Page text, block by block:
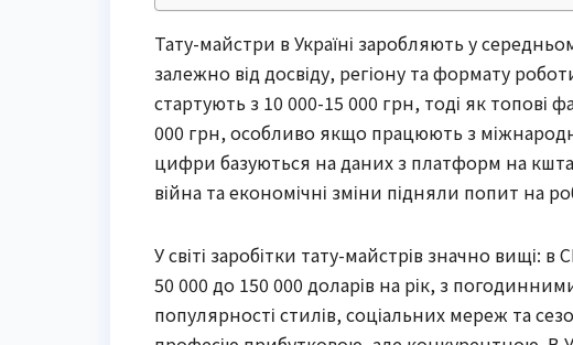
Тату-майстри в Україні заробляють у
залежно від досвіду, регіону та формату
стартують з 10 000-15 000 грн, тоді як топові
000 грн, особливо якщо працюють з
цифри базуються на даних з платформ на
війна та економічні зміни підняли попит на
У світі заробітки тату-майстрів значно вищі:
50 000 до 150 000 доларів на рік, з
популярності стилів, соціальних мереж та